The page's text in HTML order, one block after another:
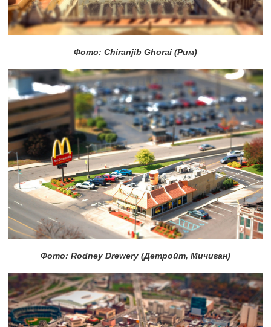
Фото: Chiranjib Ghorai (Рим)
Фото: Rodney Drewery (Детройт, Мичиган)